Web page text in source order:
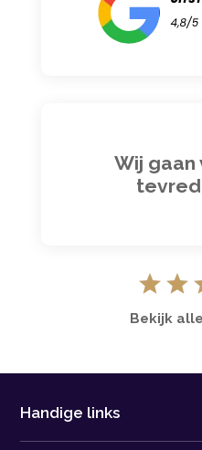
Wij gaan
Bekijk
Handige links